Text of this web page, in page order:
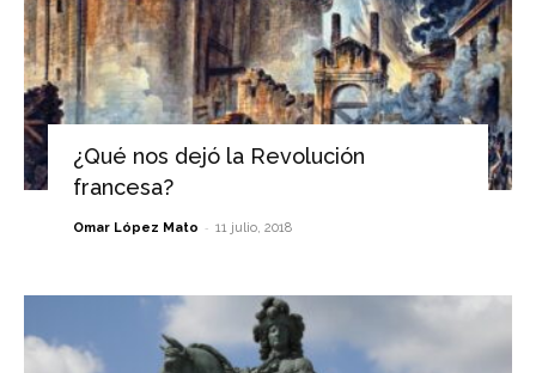
¿Qué nos dejó la Revolución
francesa?
Omar López Mato - 11 julio, 2018